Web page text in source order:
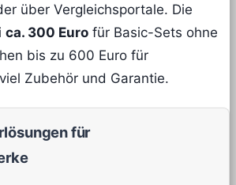
über Vergleichsportale. Die
ca. 300 Euro für Basic-Sets ohne
bis zu 600 Euro für
Zubehör und Garantie.
für